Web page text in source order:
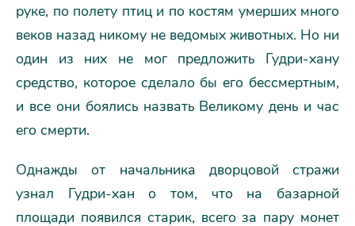
руке, по полету птиц и по костям умерших много
веков назад никому не ведомых животных. Но ни
один из них не мог предложить Гудри-хану
средство, которое сделало бы его бессмертным,
и все они боялись назвать Великому день и час
его смерти.
Однажды от начальника дворцовой стражи
узнал Гудри-хан о том, что на базарной
площади появился старик, всего за пару монет